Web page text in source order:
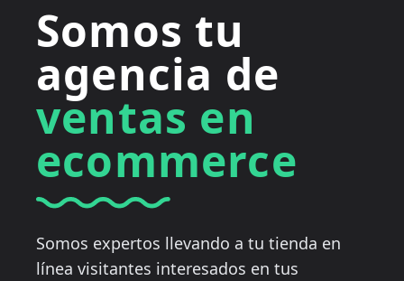
Somos tu
agencia de
ventas en
ecommerce
Somos expertos llevando a tu tienda en
línea visitantes interesados en tus